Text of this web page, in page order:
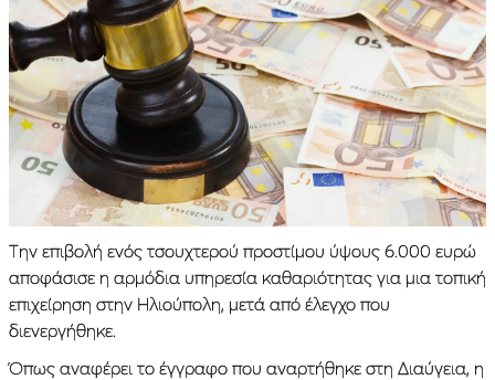
Την επιβολή ενός τσουχτερού προστίμου ύψους 6.000 ευρώ
αποφάσισε η αρμόδια υπηρεσία καθαριότητας για μια τοπική
επιχείρηση στην Ηλιούπολη, μετά από έλεγχο που
διενεργήθηκε.
Όπως αναφέρει το έγγραφο που αναρτήθηκε στη Διαύγεια, η